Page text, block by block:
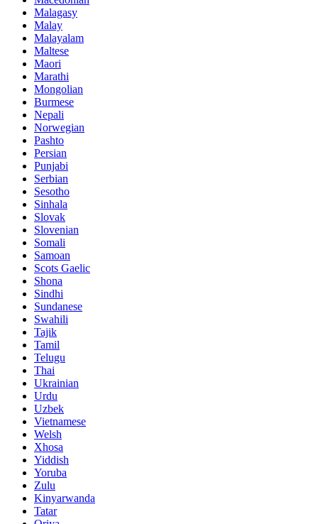
Malagasy
Malay
Malayalam
Maltese
Maori
Marathi
Mongolian
Burmese
Nepali
Norwegian
Pashto
Persian
Punjabi
Serbian
Sesotho
Sinhala
Slovak
Slovenian
Somali
Samoan
Scots Gaelic
Shona
Sindhi
Sundanese
Swahili
Tajik
Tamil
Telugu
Thai
Ukrainian
Urdu
Uzbek
Vietnamese
Welsh
Xhosa
Yiddish
Yoruba
Zulu
Kinyarwanda
Tatar